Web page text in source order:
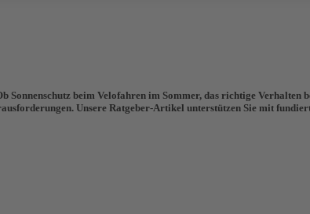
Sonnenschutz beim Velofahren im Sommer, das richtige
Unsere Ratgeber-Artikel unterstützen Sie mit